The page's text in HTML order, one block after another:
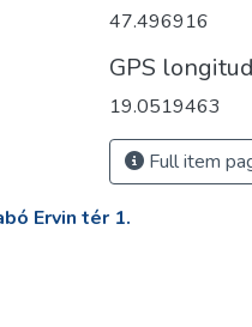
47.496916
GPS
19.0519463
Full item
Ervin tér 1.